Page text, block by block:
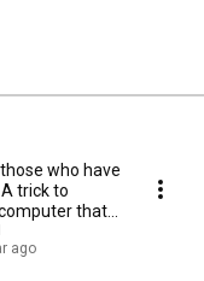
who have
trick to
that
ago